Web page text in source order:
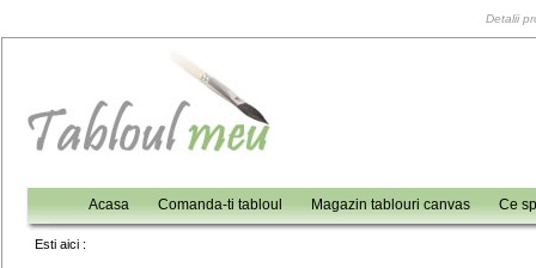
Detalii
Acasa Comanda-ti tabloul Magazin tablouri canvas Ce
Esti aici :